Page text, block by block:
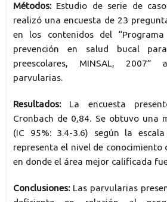
Métodos:Estudio de serie de
realizó una encuesta de 23
en los contenidos del
prevención en salud bucal
preescolares, MINSAL,
parvularias.
Resultados:La encuesta
Cronbach de 0,84. Se obtuvo una
(IC 95%: 3.4-3.6) según la
representa el nivel de conocimiento
en donde el área mejor calificada
Conclusiones:Las parvularias